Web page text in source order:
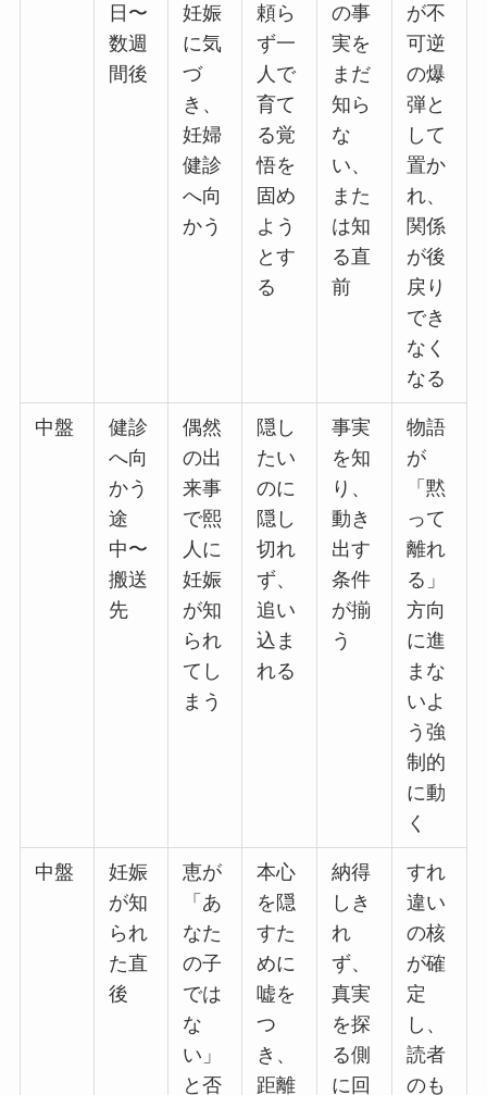
日〜
数週
間後
妊娠
に気
づ
き、
妊婦
健診
へ向
かう
頼ら
ず一
人で
育て
る覚
悟を
固め
よう
とす
る
の事
実を
まだ
知ら
な
い、
また
は知
る直
前
が不
可逆
の爆
弾と
して
置か
れ、
関係
が後
戻り
でき
なく
なる
中盤
健診
へ向
かう
途
中〜
搬送
先
偶然
の出
来事
で熙
人に
妊娠
が知
られ
てし
まう
隠し
たい
のに
隠し
切れ
ず、
追い
込ま
れる
事実
を知
り、
動き
出す
条件
が揃
う
物語
が
「黙
って
離れ
る」
方向
に進
まな
いよ
う強
制的
に動
く
中盤
妊娠
が知
られ
た直
後
恵が
「あ
なた
の子
では
な
い」
と否
本心
を隠
すた
めに
嘘を
つ
き、
距離
納得
しき
れ
ず、
真実
を探
る側
に回
すれ
違い
の核
が確
定
し、
読者
のも